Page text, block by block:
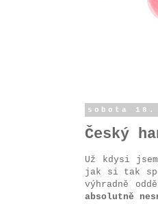
sobota 18.
Český
Už kdysi
jak si tak
výhradně
absolutně